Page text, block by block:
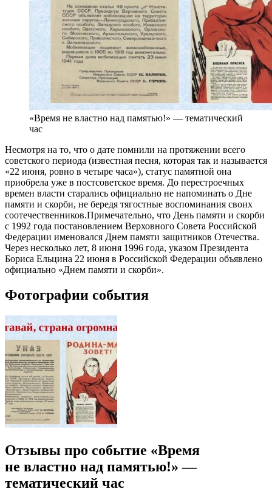
«Время не властно над памятью!» — тематический
час
Несмотря на то, что о дате помнили на протяжении всего
советского периода (известная песня, которая так и называется
«22 июня, ровно в четыре часа»), статус памятной она
приобрела уже в постсоветское время. До перестроечных
времен власти старались официально не напоминать о Дне
памяти и скорби, не бередя тягостные воспоминания своих
соотечественников.Примечательно, что День памяти и скорби
с 1992 года постановлением Верховного Совета Российской
Федерации именовался Днем памяти защитников Отечества.
Через несколько лет, 8 июня 1996 года, указом Президента
Бориса Ельцина 22 июня в Российской Федерации объявлено
официально «Днем памяти и скорби».
Фотографии события
Отзывы про событие «Время
не властно над памятью!» —
тематический час